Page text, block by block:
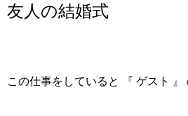
友人の結婚式
この仕事をしていると 『 ゲスト 』